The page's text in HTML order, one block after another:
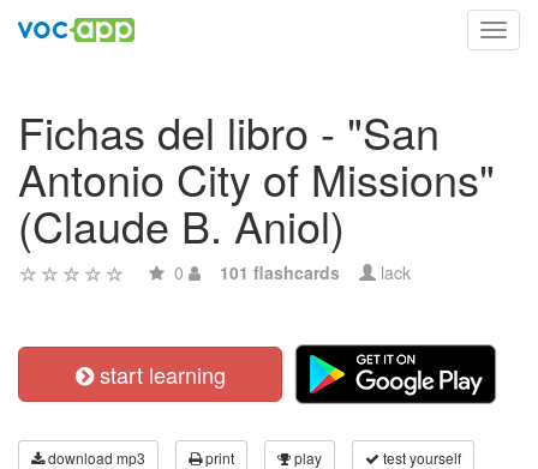
Fichas del libro - "San
Antonio City of Missions"
(Claude B. Aniol)
0 101 flashcards lack
start learning
download mp3 print play test yourself